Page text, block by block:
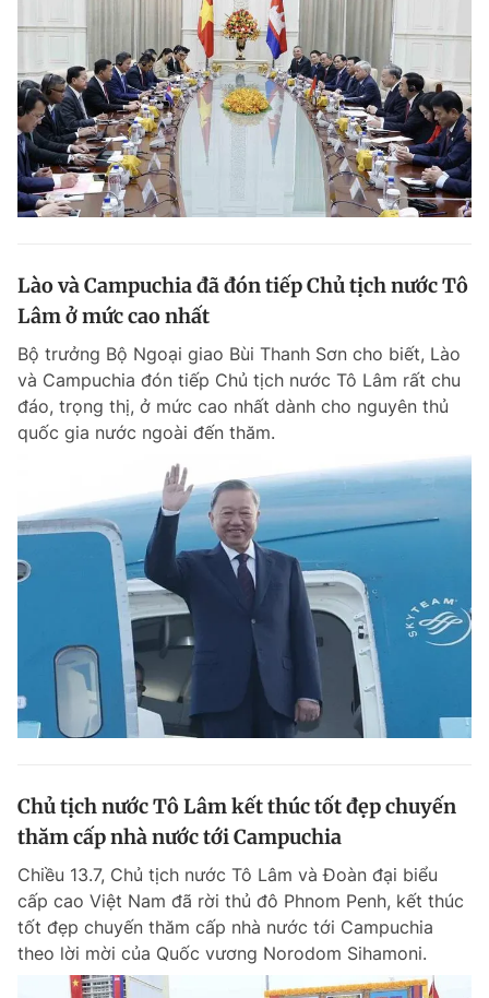
Lào và Campuchia đã đón tiếp Chủ tịch nước Tô
Lâm ở mức cao nhất
Bộ trưởng Bộ Ngoại giao Bùi Thanh Sơn cho biết, Lào
và Campuchia đón tiếp Chủ tịch nước Tô Lâm rất chu
đáo, trọng thị, ở mức cao nhất dành cho nguyên thủ
quốc gia nước ngoài đến thăm.
Chủ tịch nước Tô Lâm kết thúc tốt đẹp chuyến
thăm cấp nhà nước tới Campuchia
Chiều 13.7, Chủ tịch nước Tô Lâm và Đoàn đại biểu
cấp cao Việt Nam đã rời thủ đô Phnom Penh, kết thúc
tốt đẹp chuyến thăm cấp nhà nước tới Campuchia
theo lời mời của Quốc vương Norodom Sihamoni.